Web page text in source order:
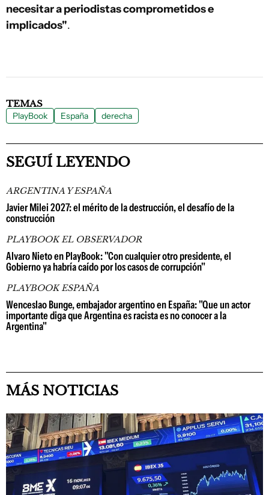
necesitar a periodistas comprometidos e
implicados".
TEMAS
PlayBook España derecha
SEGUÍ LEYENDO
ARGENTINA Y ESPAÑA
Javier Milei 2027: el mérito de la destrucción, el desafío de la
construcción
PLAYBOOK EL OBSERVADOR
Alvaro Nieto en PlayBook: "Con cualquier otro presidente, el
Gobierno ya habría caído por los casos de corrupción"
PLAYBOOK ESPAÑA
Wenceslao Bunge, embajador argentino en España: "Que un actor
importante diga que Argentina es racista es no conocer a la
Argentina"
MÁS NOTICIAS